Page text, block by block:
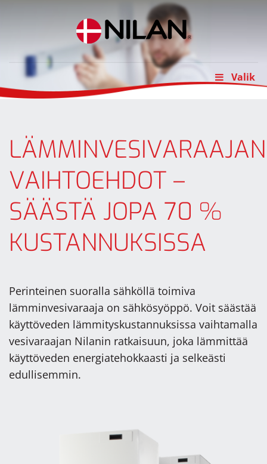
Valik
LÄMMINVESIVARAAJAN
VAIHTOEHDOT –
SÄÄSTÄ JOPA 70 %
KUSTANNUKSISSA
Perinteinen suoralla sähköllä toimiva
lämminvesivaraaja on sähkösyöppö. Voit säästää
käyttöveden lämmityskustannuksissa vaihtamalla
vesivaraajan Nilanin ratkaisuun, joka lämmittää
käyttöveden energiatehokkaasti ja selkeästi
edullisemmin.